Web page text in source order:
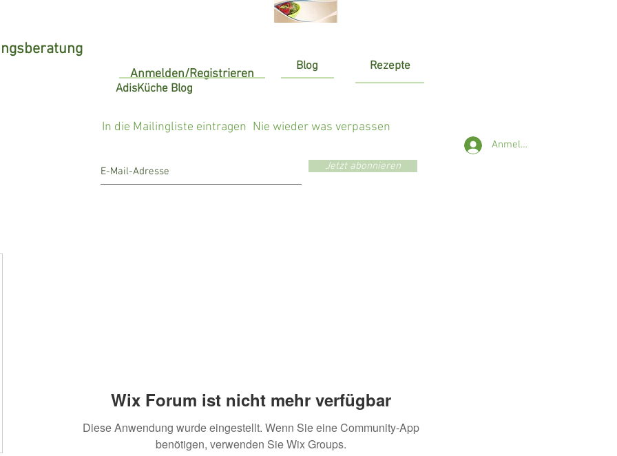
Anmelden/Registrieren
Blog
Rezepte
AdisKüche Blog
In die Mailingliste eintragen Nie wieder was verpassen
Jetzt abonnieren
Anmelden
Wix Forum ist nicht mehr verfügbar
Diese Anwendung wurde eingestellt. Wenn Sie eine Community-App
benötigen, verwenden Sie Wix Groups.